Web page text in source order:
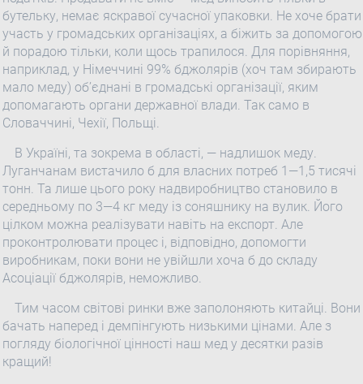
бутельку, немає яскравої сучасної упаковки. Не хоче брати
участь у громадських організаціях, а біжить за допомогою
й порадою тільки, коли щось трапилося. Для порівняння,
наприклад, у Німеччині 99% бджолярів (хоч там збирають
мало меду) об’єднані в громадські організації, яким
допомагають органи державної влади. Так само в
Словаччині, Чехії, Польщі.
В Україні, та зокрема в області, — надлишок меду.
Луганчанам вистачило б для власних потреб 1—1,5 тисячі
тонн. Та лише цього року надвиробництво становило в
середньому по 3—4 кг меду із соняшнику на вулик. Його
цілком можна реалізувати навіть на експорт. Але
проконтролювати процес і, відповідно, допомогти
виробникам, поки вони не увійшли хоча б до складу
Асоціації бджолярів, неможливо.
Тим часом світові ринки вже заполоняють китайці. Вони
бачать наперед і демпінгують низькими цінами. Але з
погляду біологічної цінності наш мед у десятки разів
кращий!